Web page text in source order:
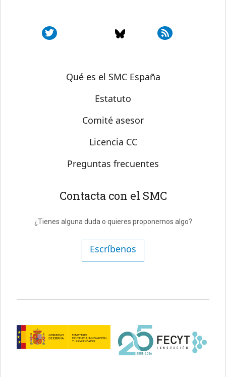
Sobre SMC España
Qué es el SMC España
Estatuto
Comité asesor
Licencia CC
Preguntas frecuentes
Contacta con el SMC
¿Tienes alguna duda o quieres proponernos algo?
Escríbenos